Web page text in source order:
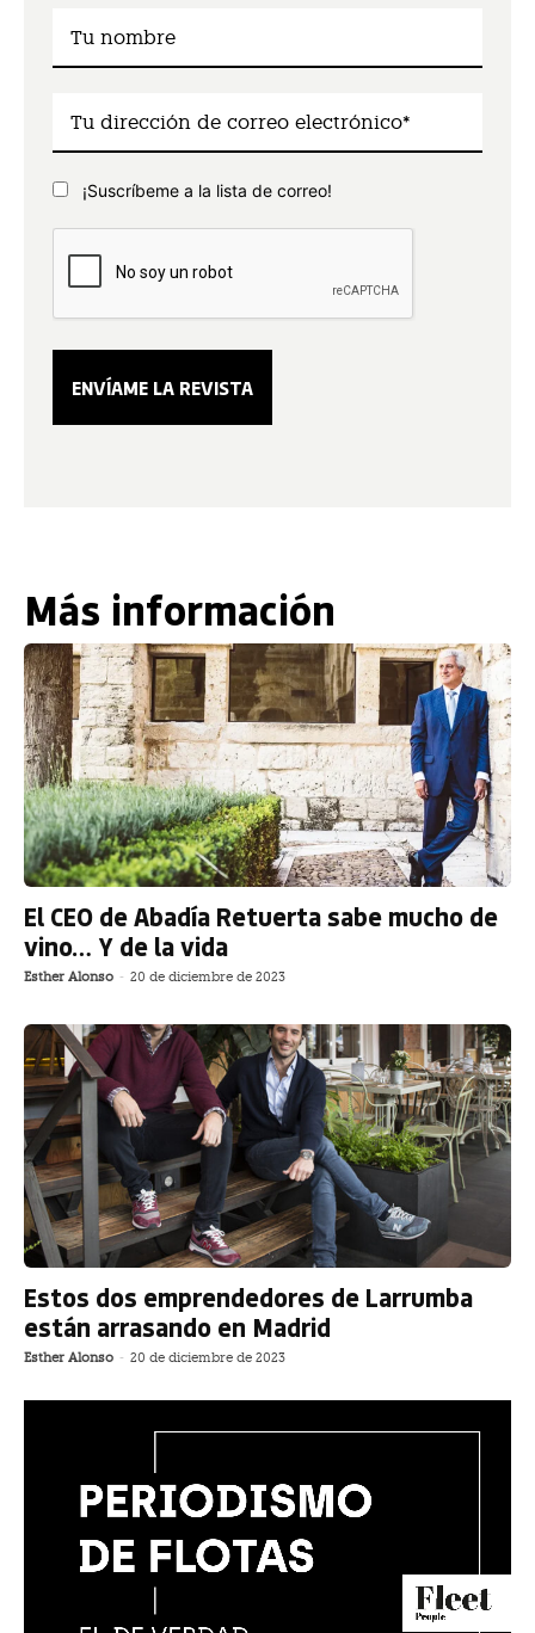
¡Suscríbeme a la lista de correo!
Más información
El CEO de Abadía Retuerta sabe mucho de
vino… Y de la vida
Esther Alonso - 20 de diciembre de 2023
Estos dos emprendedores de Larrumba
están arrasando en Madrid
Esther Alonso - 20 de diciembre de 2023